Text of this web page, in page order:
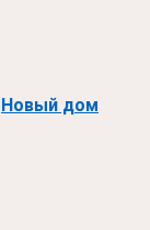
Новый дом